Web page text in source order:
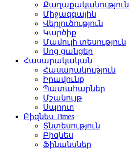
Քաղաքականություն
Միջազգային
Վերլուծություն
Կարծիք
Մամուլի տեսություն
Սոց ցանցեր
Հասարակական
Հասարակություն
Իրավունք
Պատահարներ
Մշակույթ
Սպորտ
Բիզնես Times
Տնտեսություն
Բիզնես
Ֆինանսներ